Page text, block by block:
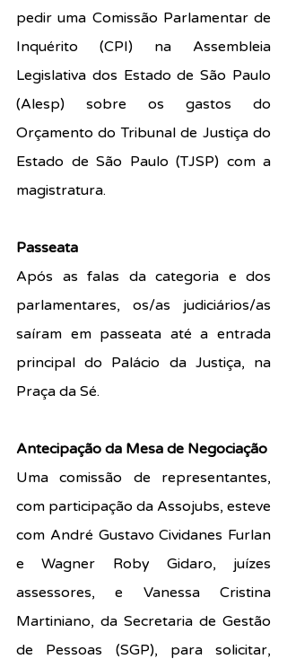
pedir uma Comissão Parlamentar de
Inquérito (CPI) na Assembleia
Legislativa dos Estado de São Paulo
(Alesp) sobre os gastos do
Orçamento do Tribunal de Justiça do
Estado de São Paulo (TJSP) com a
magistratura.
Passeata
Após as falas da categoria e dos
parlamentares, os/as judiciários/as
saíram em passeata até a entrada
principal do Palácio da Justiça, na
Praça da Sé.
Antecipação da Mesa de Negociação
Uma comissão de representantes,
com participação da Assojubs, esteve
com André Gustavo Cividanes Furlan
e Wagner Roby Gidaro, juízes
assessores, e Vanessa Cristina
Martiniano, da Secretaria de Gestão
de Pessoas (SGP), para solicitar,